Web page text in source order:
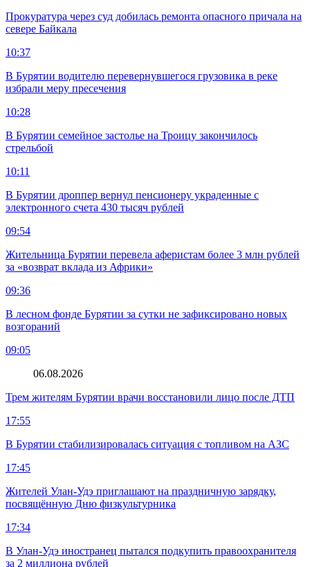
Прокуратура через суд добилась ремонта опасного причала на
севере Байкала
10:37
В Бурятии водителю перевернувшегося грузовика в реке
избрали меру пресечения
10:28
В Бурятии семейное застолье на Троицу закончилось
стрельбой
10:11
В Бурятии дроппер вернул пенсионеру украденные с
электронного счета 430 тысяч рублей
09:54
Жительница Бурятии перевела аферистам более 3 млн рублей
за «возврат вклада из Африки»
09:36
В лесном фонде Бурятии за сутки не зафиксировано новых
возгораний
09:05
06.08.2026
Трем жителям Бурятии врачи восстановили лицо после ДТП
17:55
В Бурятии стабилизировалась ситуация с топливом на АЗС
17:45
Жителей Улан-Удэ приглашают на праздничную зарядку,
посвящённую Дню физкультурника
17:34
В Улан-Удэ иностранец пытался подкупить правоохранителя
за 2 миллиона рублей